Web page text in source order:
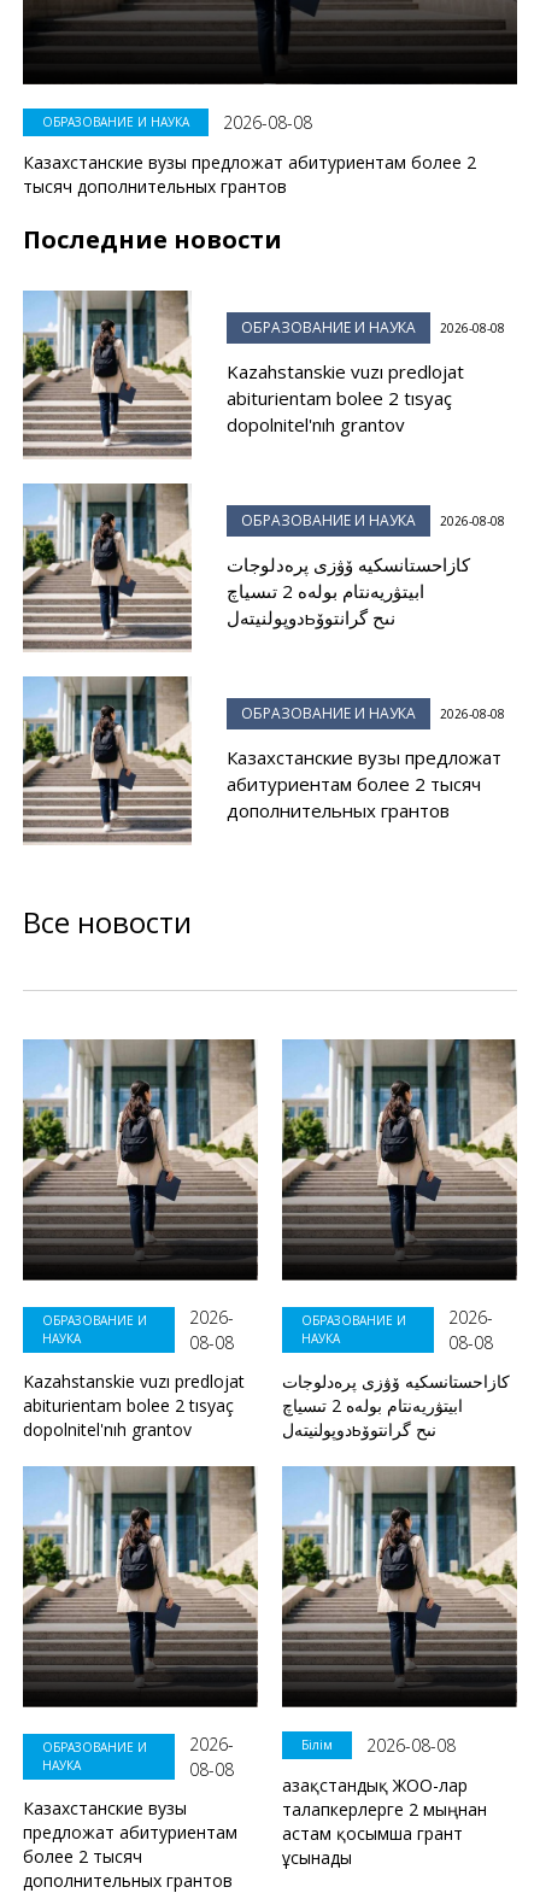
ОБРАЗОВАНИЕ И НАУКА
2026-08-08
Казахстанские вузы предложат абитуриентам более 2
тысяч дополнительных грантов
Последние новости
ОБРАЗОВАНИЕ И НАУКА 2026-08-08
Kazahstanskie vuzı predlojat
abiturientam bolee 2 tısyaç
dopolnitel'nıh grantov
ОБРАЗОВАНИЕ И НАУКА 2026-08-08
كازاحستانسكيە ۆۋزى پرەدلوجات
ابيتۋريەنتام بولەە 2 تىسياچ
دوپولنيتەلьنىح گرانتوۆ
ОБРАЗОВАНИЕ И НАУКА 2026-08-08
Казахстанские вузы предложат
абитуриентам более 2 тысяч
дополнительных грантов
Все новости
ОБРАЗОВАНИЕ И
НАУКА
2026-
08-08
Kazahstanskie vuzı predlojat
abiturientam bolee 2 tısyaç
dopolnitel'nıh grantov
ОБРАЗОВАНИЕ И
НАУКА
2026-
08-08
كازاحستانسكيە ۆۋزى پرەدلوجات
ابيتۋريەنتام بولەە 2 تىسياچ
دوپولنيتەلьنىح گرانتوۆ
ОБРАЗОВАНИЕ И
НАУКА
2026-
08-08
Казахстанские вузы
предложат абитуриентам
более 2 тысяч
дополнительных грантов
Білім
2026-08-08
Қазақстандық ЖОО-лар
талапкерлерге 2 мыңнан
астам қосымша грант
ұсынады